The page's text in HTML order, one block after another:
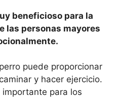
beneficioso para la
las personas mayores
puede proporcionar
y hacer ejercicio.
para los